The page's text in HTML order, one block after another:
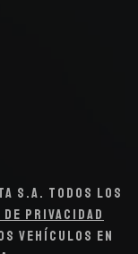
S.A. Todos los
Privacidad
Vehículos en